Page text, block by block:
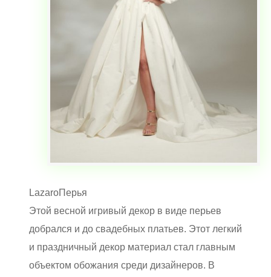
LazaroПерья
Этой весной игривый декор в виде перьев
добрался и до свадебных платьев. Этот легкий
и праздничный декор материал стал главным
объектом обожания среди дизайнеров. В